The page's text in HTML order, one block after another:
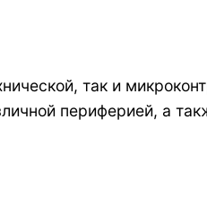
так и
периферией, а